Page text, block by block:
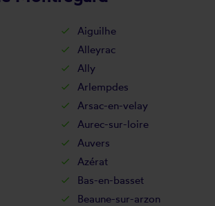
Aiguilhe
Alleyrac
Ally
Arlempdes
Arsac-en-velay
Aurec-sur-loire
Auvers
Azérat
Bas-en-basset
Beaune-sur-arzon